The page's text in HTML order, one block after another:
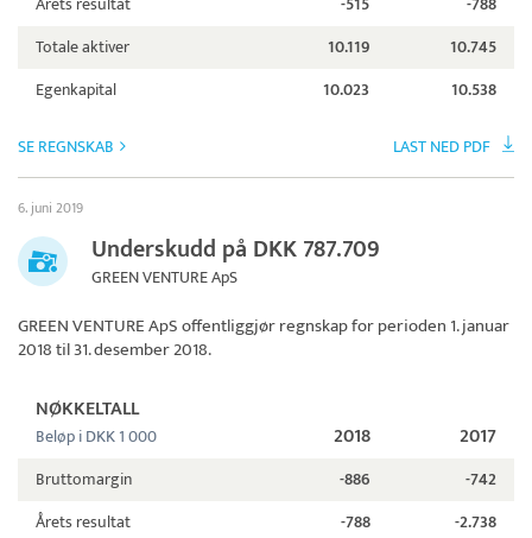
Totale aktiver
10.119
10.745
Egenkapital
10.023 10.538
SE REGNSKAB LAST NED PDF
6. juni 2019
Underskudd på DKK 787.709
GREEN VENTURE ApS
GREEN VENTURE ApSoffentliggjør regnskap for perioden 1. januar
2018 til 31. desember 2018.
NØKKELTALL
Beløp i DKK 1 000 2018 2017
Bruttomargin -886
-742
Årets resultat
-788
-2.738